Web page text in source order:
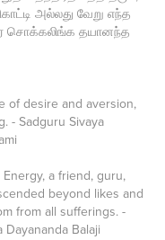
அல்லது வேறு எந்த
சொக்கலிங்க தயானந்த
of desire and aversion,
- Sadguru Sivaya
a friend, guru,
beyond likes and
from all sufferings. -
Balaji